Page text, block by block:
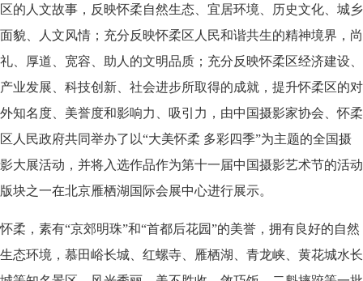
区的人文故事， 反映怀柔自然生态、宜居环境、历史文化、城乡
面貌、人文风情；充分反映怀柔区人民和谐共生的精神境界，尚
礼、厚道、宽容、助人的文明品质；充分反映怀柔区经济建设、
产业发展、科技创新、社会进步所取得的成就，提升怀柔区的对
外知名度、美誉度和影响力、吸引力，由中国摄影家协会、怀柔
区人民政府共同举办了以“大美怀柔 多彩四季”为主题的全国摄
影大展活动，并将入选作品作为第十一届中国摄影艺术节的活动
版块之一在北京雁栖湖国际会展中心进行展示。
怀柔，素有“京郊明珠”和“首都后花园”的美誉，拥有良好的自然
生态环境，慕田峪长城、红螺寺、雁栖湖、青龙峡、黄花城水长